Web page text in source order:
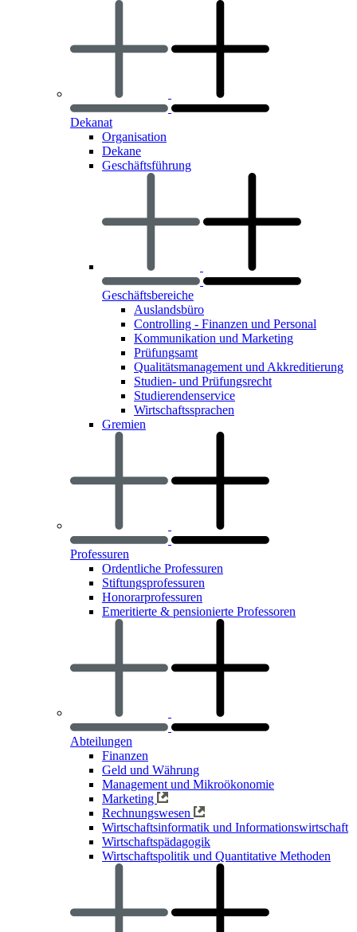
Dekanat
Organisation
Dekane
Geschäftsführung
Geschäftsbereiche
Auslandsbüro
Controlling - Finanzen und Personal
Kommunikation und Marketing
Prüfungsamt
Qualitätsmanagement und Akkreditierung
Studien- und Prüfungsrecht
Studierendenservice
Wirtschaftssprachen
Gremien
Professuren
Ordentliche Professuren
Stiftungsprofessuren
Honorarprofessuren
Emeritierte & pensionierte Professoren
Abteilungen
Finanzen
Geld und Währung
Management und Mikroökonomie
Marketing
Rechnungswesen
Wirtschaftsinformatik und Informationswirtschaft
Wirtschaftspädagogik
Wirtschaftspolitik und Quantitative Methoden